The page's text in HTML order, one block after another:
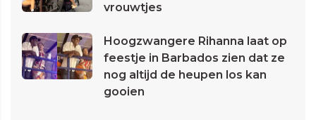
vrouwtjes
Hoogzwangere Rihanna laat op
feestje in Barbados zien dat ze
nog altijd de heupen los kan
gooien